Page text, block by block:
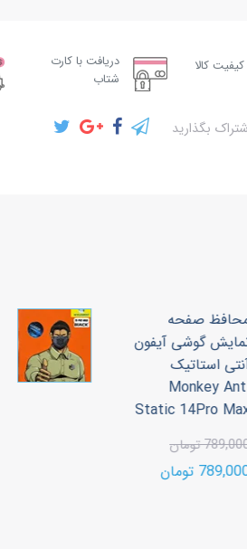
کالا
دریافت با کارت
شتاب
بگذارید
صفحه
گوشی آیفون
استاتیک
Monkey
Static 14Pro
تومان
تومان